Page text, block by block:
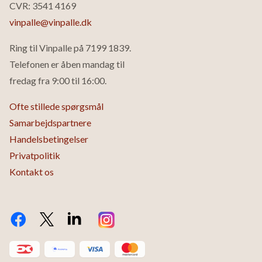
CVR: 3541 4169
vinpalle@vinpalle.dk
Ring til Vinpalle på 7199 1839
Telefonen er åben mandag til
fredag fra 9:00 til 16:00.
Ofte stillede spørgsmål
Samarbejdspartnere
Handelsbetingelser
Privatpolitik
Kontakt os
FacebookTwitter X.com
LinkedInInstagram